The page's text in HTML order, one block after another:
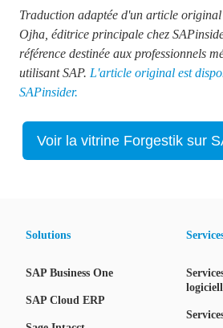
Traduction adaptée d'un article original
Ojha, éditrice principale chez
référence destinée aux professionnels
utilisant SAP. L'article original est
SAPinsider.
Voir la vitrine Forgestik sur
Solutions
SAP Business One
SAP Cloud ERP